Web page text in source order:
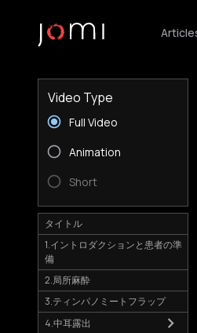
Video Type
Full Video
Animation
Short
タイトル
1.イントロダクションと患者の準
備
2.局所麻酔
3.ティンパノミートフラップ
4.中耳露出